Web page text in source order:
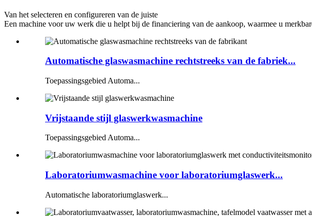
Van het selecteren en configureren van de juiste
Een machine voor uw werk die u helpt bij de financiering van de aankoop, waarmee u
Automatische glaswasmachine rechtstreeks van de fabriek...
Toepassingsgebied Automa...
Vrijstaande stijl glaswerkwasmachine
Toepassingsgebied Automa...
Laboratoriumwasmachine voor laboratoriumglaswerk...
Automatische laboratoriumglaswerk...